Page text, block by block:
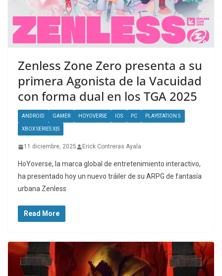
Zenless Zone Zero presenta a su
primera Agonista de la Vacuidad
con forma dual en los TGA 2025
ANDROID GAMER HOYOVERSE IOS PC PLAYSTATION 5
XBOX SERIES X|S
11 diciembre, 2025 Erick Contreras Ayala
HoYoverse, la marca global de entretenimiento interactivo,
ha presentado hoy un nuevo tráiler de su ARPG de fantasía
urbana Zenless
Read More